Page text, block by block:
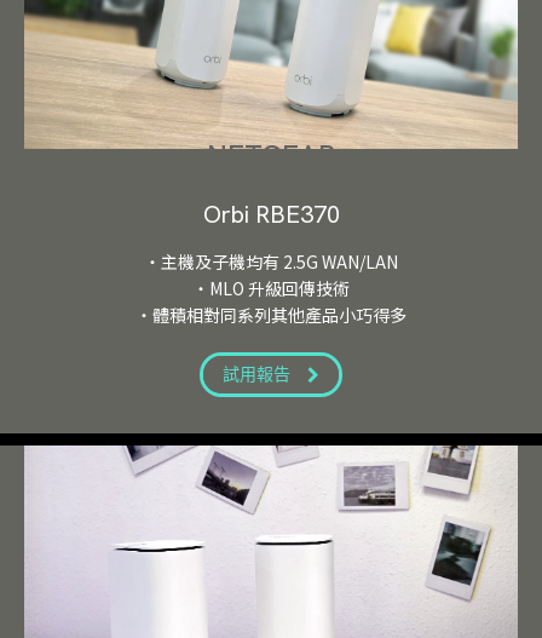
NETGEAR
Orbi RBE370
・主機及子機均有 2.5G WAN/LAN
・MLO 升級回傳技術
・體積相對同系列其他產品小巧得多
試用報告